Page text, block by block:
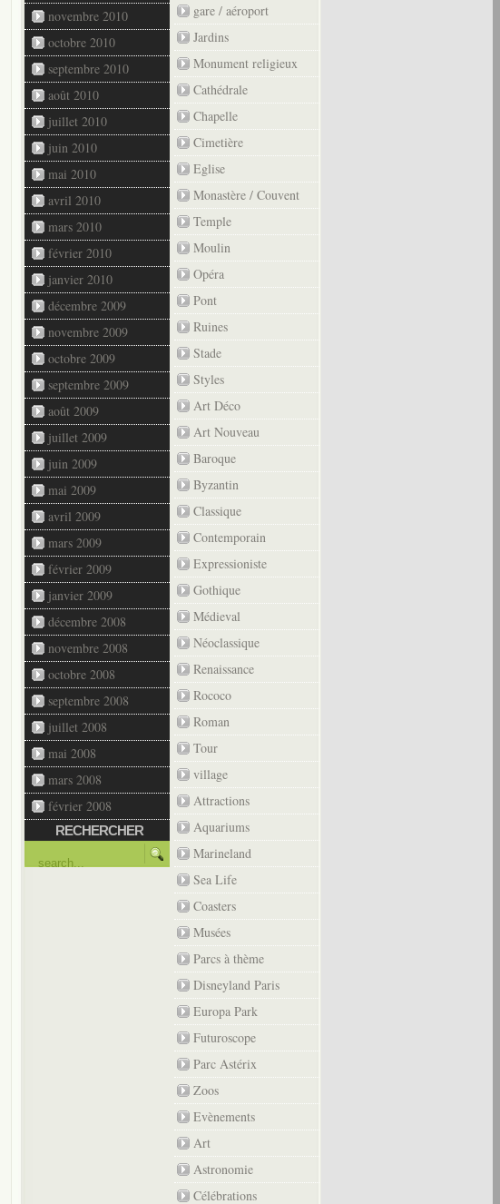
novembre 2010
octobre 2010
septembre 2010
août 2010
juillet 2010
juin 2010
mai 2010
avril 2010
mars 2010
février 2010
janvier 2010
décembre 2009
novembre 2009
octobre 2009
septembre 2009
août 2009
juillet 2009
juin 2009
mai 2009
avril 2009
mars 2009
février 2009
janvier 2009
décembre 2008
novembre 2008
octobre 2008
septembre 2008
juillet 2008
mai 2008
mars 2008
février 2008
RECHERCHER
gare / aéroport
Jardins
Monument religieux
Cathédrale
Chapelle
Cimetière
Eglise
Monastère / Couvent
Temple
Moulin
Opéra
Pont
Ruines
Stade
Styles
Art Déco
Art Nouveau
Baroque
Byzantin
Classique
Contemporain
Expressioniste
Gothique
Médieval
Néoclassique
Renaissance
Rococo
Roman
Tour
village
Attractions
Aquariums
Marineland
Sea Life
Coasters
Musées
Parcs à thème
Disneyland Paris
Europa Park
Futuroscope
Parc Astérix
Zoos
Evènements
Art
Astronomie
Célébrations